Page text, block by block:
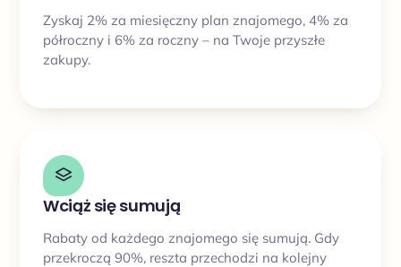
Zyskaj 2% za miesięczny plan znajomego, 4% za
półroczny i 6% za roczny – na Twoje przyszłe
zakupy.
Wciąż się sumują
Rabaty od każdego znajomego się sumują. Gdy
przekroczą 90%, reszta przechodzi na kolejny